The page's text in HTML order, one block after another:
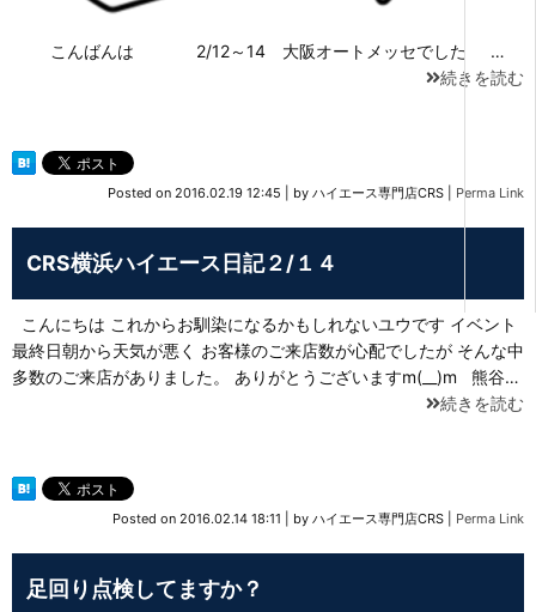
こんばんは 2/12～14 大阪オートメッセでした …
続きを読む
Posted on 2016.02.19 12:45 by ハイエース専門店CRS Perma Link
CRS横浜ハイエース日記２/１４
こんにちは これからお馴染になるかもしれないユウです イベント
最終日朝から天気が悪く お客様のご来店数が心配でしたが そんな中
多数のご来店がありました。 ありがとうございますm(__)m 熊谷…
続きを読む
Posted on 2016.02.14 18:11 by ハイエース専門店CRS Perma Link
足回り点検してますか？